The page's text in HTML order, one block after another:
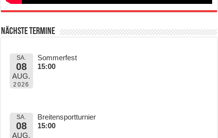
Nächste Termine
SA.
08
AUG.
2026
Sommerfest
15:00
SA.
08
AUG.
Breitensportturnier
15:00